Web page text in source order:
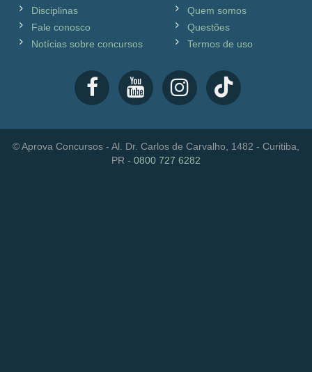
Disciplinas
Fale conosco
Notícias sobre concursos
Quem somos
Questões
Termos de uso
© Aprova Concursos - Al. Dr. Carlos de Carvalho, 1482 - Curitiba,
PR - 0800 727 6282